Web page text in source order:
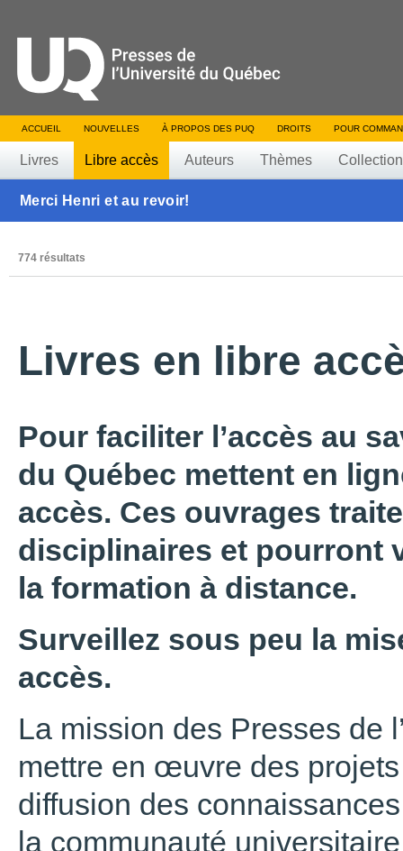
ACCUEIL NOUVELLES À PROPOS DES PUQ DROITS POUR
Livres Libre accès Auteurs Thèmes
Merci Henri et au revoir!
774 résultats
Livres en libre
Pour faciliter l’accès au
du Québec mettent en
accès. Ces ouvrages
disciplinaires et pourront
la formation à distance.
Surveillez sous peu la
accès.
La mission des Presses de
mettre en œuvre des
diffusion des
la communauté